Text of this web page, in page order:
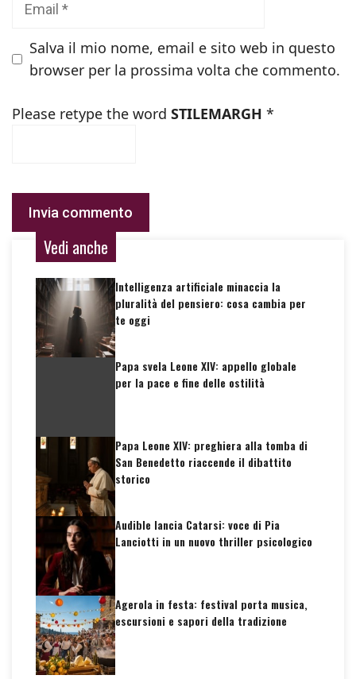
Salva il mio nome, email e sito web in questo
browser per la prossima volta che commento.
Please retype the word STILEMARGH *
Vedi anche
Intelligenza artificiale minaccia la
pluralità del pensiero: cosa cambia per
te oggi
Papa svela Leone XIV: appello globale
per la pace e fine delle ostilità
Papa Leone XIV: preghiera alla tomba di
San Benedetto riaccende il dibattito
storico
Audible lancia Catarsi: voce di Pia
Lanciotti in un nuovo thriller psicologico
Agerola in festa: festival porta musica,
escursioni e sapori della tradizione